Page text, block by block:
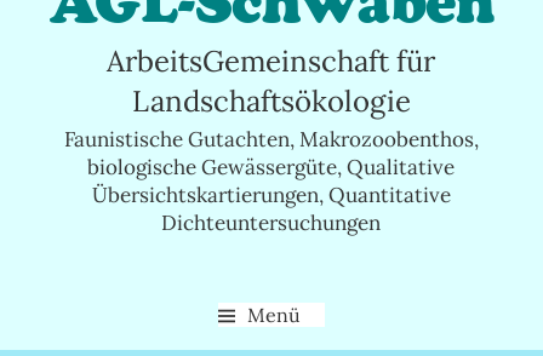
ArbeitsGemeinschaft für
Landschaftsökologie
Faunistische Gutachten, Makrozoobenthos,
biologische Gewässergüte, Qualitative
Übersichtskartierungen, Quantitative
Dichteuntersuchungen
Menü